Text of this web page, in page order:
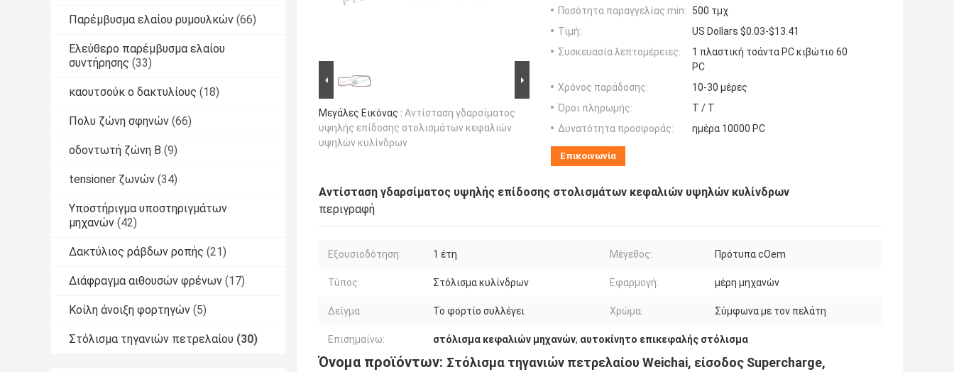
Παρέμβυσμα ελαίου ρυμουλκών (66)
Ελεύθερο παρέμβυσμα ελαίου
συντήρησης (33)
καουτσούκ o δακτυλίους (18)
Πολυ ζώνη σφηνών (66)
οδοντωτή ζώνη Β (9)
tensioner ζωνών (34)
Υποστήριγμα υποστηριγμάτων
μηχανών (42)
Δακτύλιος ράβδων ροπής (21)
Διάφραγμα αιθουσών φρένων (17)
Κοίλη άνοιξη φορτηγών (5)
Στόλισμα τηγανιών πετρελαίου (30)
Μεγάλες Εικόνας : Αντίσταση γδαρσίματος
υψηλής επίδοσης στολισμάτων κεφαλιών
υψηλών κυλίνδρων
Ποσότητα παραγγελίας min:
500 τμχ
Τιμή:
US Dollars $0.03-$13.41
Συσκευασία λεπτομέρειες:
1 πλαστική τσάντα PC κιβώτιο 60
PC
Χρόνος παράδοσης:
10-30 μέρες
Όροι πληρωμής:
T / T
Δυνατότητα προσφοράς:
ημέρα 10000 PC
Επικοινωνία
Αντίσταση γδαρσίματος υψηλής επίδοσης στολισμάτων κεφαλιών υψηλών κυλίνδρων
περιγραφή
Εξουσιοδότηση: 1 έτη Μέγεθος: Πρότυπα cOem
Τύπος: Στόλισμα κυλίνδρων Εφαρμογή: μέρη μηχανών
Δείγμα: Το φορτίο συλλέγει Χρώμα: Σύμφωνα με τον πελάτη
Επισημαίνω: στόλισμα κεφαλιών μηχανών, αυτοκίνητο επικεφαλής στόλισμα
Όνομα προϊόντων: Στόλισμα τηγανιών πετρελαίου Weichai, είσοδος Supercharge,